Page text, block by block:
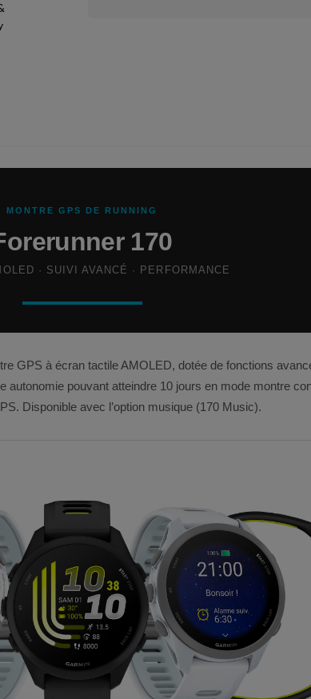
MONTRE GPS DE RUNNING
170
· SUIVI AVANCÉ · PERFORMANCE
GPS à écran tactile AMOLED, dotée de fonctions
autonomie pouvant atteindre 10 jours en mode montre
Disponible avec l’option musique (170 Music).